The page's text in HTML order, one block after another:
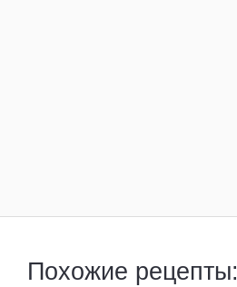
Похожие рецепты: